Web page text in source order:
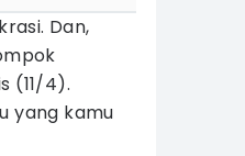
Dan,
(11/4).
yang kamu